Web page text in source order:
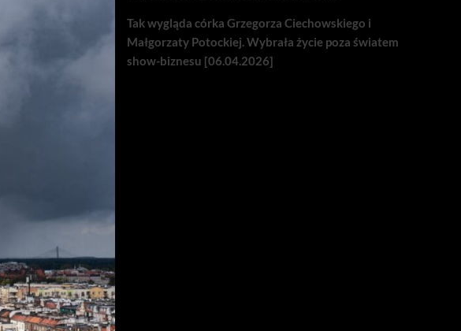
Tak wygląda córka Grzegorza Ciechowskiego i
Małgorzaty Potockiej. Wybrała życie poza światem
show-biznesu [06.04.2026]